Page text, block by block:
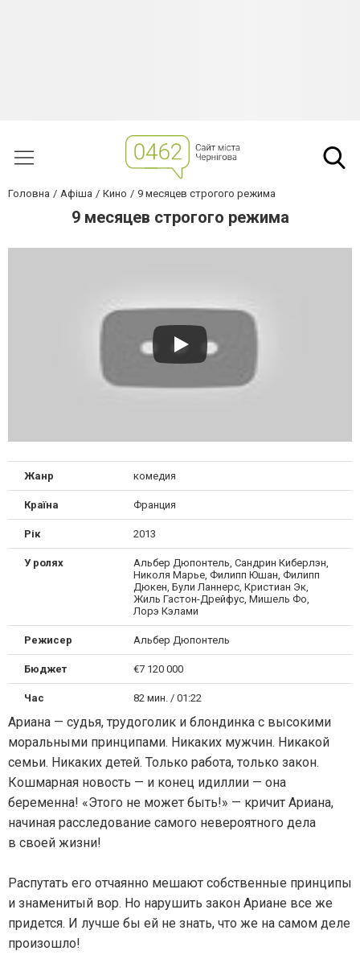
Головна Афіша Кино 9 месяцев строгого режима
9 месяцев строгого режима
Жанр комедия
Країна Франция
Рік 2013
У ролях
Альбер Дюпонтель, Сандрин Киберлэн,
Николя Марье, Филипп Юшан, Филипп
Дюкен, Були Ланнерс, Кристиан Эк,
Жиль Гастон-Дрейфус, Мишель Фо,
Лорэ Кэлами
Режисер Альбер Дюпонтель
Бюджет €7 120 000
Час 82 мин. / 01:22
Ариана — судья, трудоголик и блондинка с высокими
моральными принципами. Никаких мужчин. Никакой
семьи. Никаких детей. Только работа, только закон.
Кошмарная новость — и конец идиллии — она
беременна! «Этого не может быть!» — кричит Ариана,
начиная расследование самого невероятного дела
в своей жизни!
Распутать его отчаянно мешают собственные принципы
и знаменитый вор. Но нарушить закон Ариане все же
придется. И лучше бы ей не знать, что же на самом деле
произошло!